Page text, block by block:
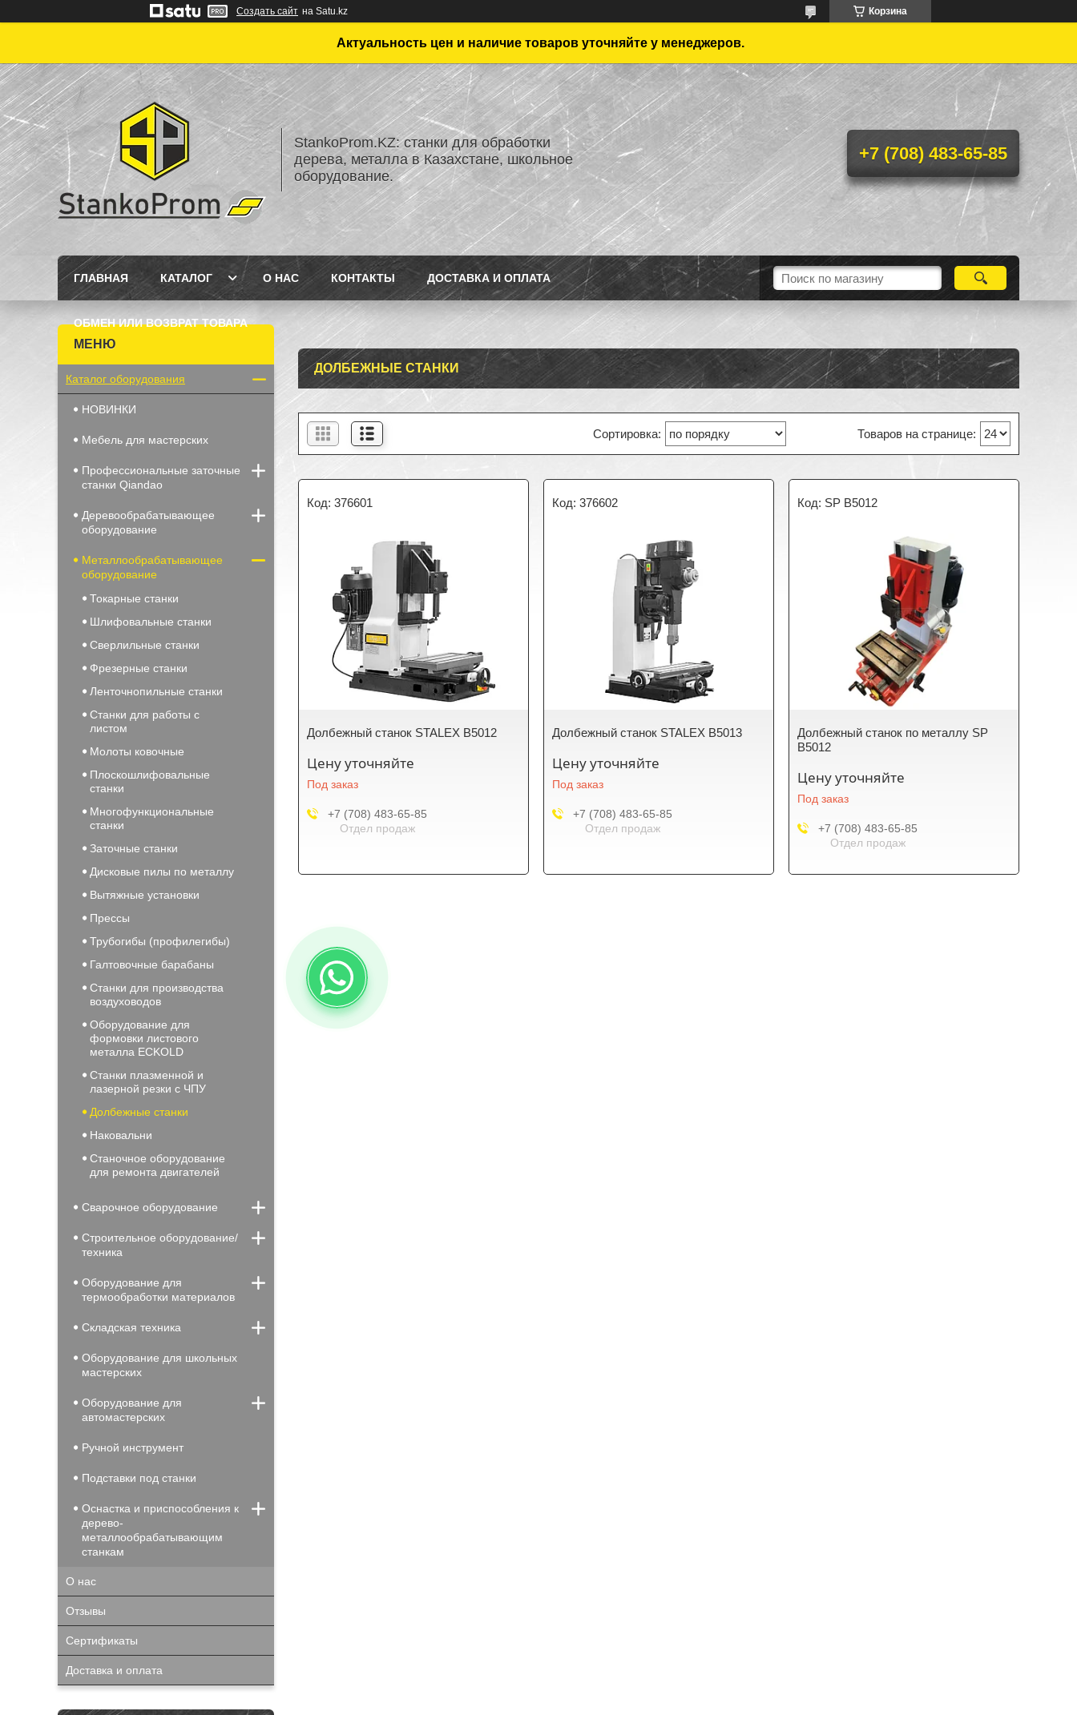
Создать сайт на Satu.kz Корзина
Актуальность цен и наличие товаров уточняйте у менеджеров.
StankoProm.KZ: станки для обработки
дерева, металла в Казахстане, школьное
оборудование.
+7 (708) 483-65-85
ГЛАВНАЯ КАТАЛОГ О НАС КОНТАКТЫ ДОСТАВКА И ОПЛАТА
ОБМЕН ИЛИ ВОЗВРАТ ТОВАРА
ДОЛБЕЖНЫЕ СТАНКИ
376601
Долбежный станок STALEX B5012
Цену уточняйте
Под заказ
+7 (708) 483-65-85
Отдел продаж
376602
Долбежный станок STALEX B5013
Цену уточняйте
Под заказ
+7 (708) 483-65-85
Отдел продаж
SP B5012
Долбежный станок по металлу SP
B5012
Цену уточняйте
Под заказ
+7 (708) 483-65-85
Отдел продаж
Каталог оборудования
НОВИНКИ
Мебель для мастерских
Профессиональные заточные
станки Qiandao
Деревообрабатывающее
оборудование
Металлообрабатывающее
оборудование
Токарные станки
Шлифовальные станки
Сверлильные станки
Фрезерные станки
Ленточнопильные станки
Станки для работы с
листом
Молоты ковочные
Плоскошлифовальные
станки
Многофункциональные
станки
Заточные станки
Дисковые пилы по металлу
Вытяжные установки
Прессы
Трубогибы (профилегибы)
Галтовочные барабаны
Станки для производства
воздуховодов
Оборудование для
формовки листового
металла ECKOLD
Станки плазменной и
лазерной резки с ЧПУ
Долбежные станки
Наковальни
Станочное оборудование
для ремонта двигателей
Сварочное оборудование
Строительное оборудование/
техника
Оборудование для
термообработки материалов
Складская техника
Оборудование для школьных
мастерских
Оборудование для
автомастерских
Ручной инструмент
Подставки под станки
Оснастка и приспособления к
дерево-
металлообрабатывающим
станкам
О нас
Отзывы
Сертификаты
Доставка и оплата